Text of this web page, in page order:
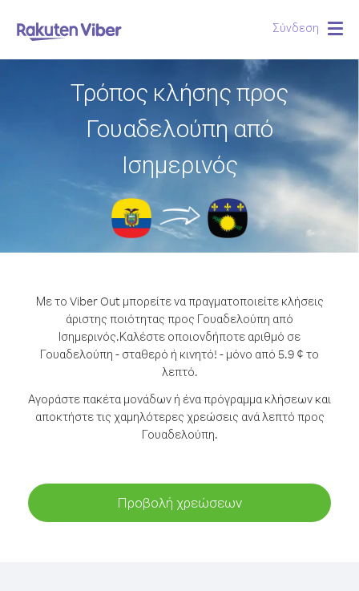
Σύνδεση
Τρόπος κλήσης προς
Γουαδελούπη από
Ισημερινός
Με το Viber Out μπορείτε να πραγματοποιείτε κλήσεις
άριστης ποιότητας προς Γουαδελούπη από
Ισημερινός.Καλέστε οποιονδήποτε αριθμό σε
Γουαδελούπη - σταθερό ή κινητό! - μόνο από 5.9 ¢ το
λεπτό.
Αγοράστε πακέτα μονάδων ή ένα πρόγραμμα κλήσεων και
αποκτήστε τις χαμηλότερες χρεώσεις ανά λεπτό προς
Γουαδελούπη.
Προβολή χρεώσεων